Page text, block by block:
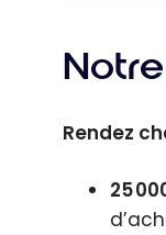
Rendez
25